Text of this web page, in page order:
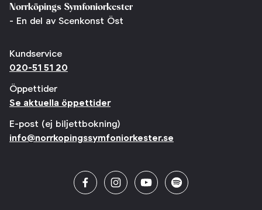
Norrköpings Symfoniorkester
- En del av Scenkonst Öst
Kundservice
020-51 51 20
Öppettider
Se aktuella öppettider
E-post (ej biljettbokning)
info@norrkopingssymfoniorkester.se